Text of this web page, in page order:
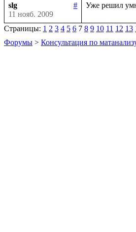
slg
#
11 нояб. 2009
Страницы: 1 2 3 4 5 6 7 8 9 10 11 12 13
Форумы > Консультация по